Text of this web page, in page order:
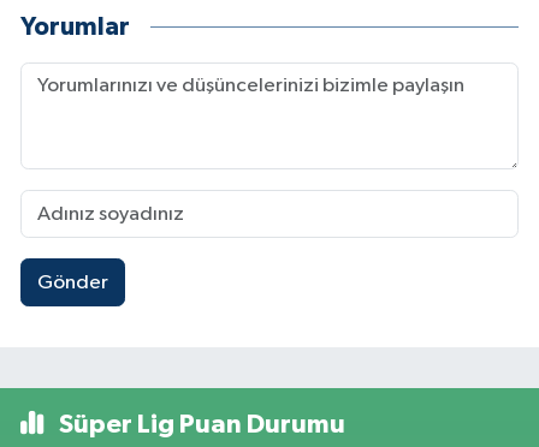
Yorumlar
Gönder
Süper Lig Puan Durumu